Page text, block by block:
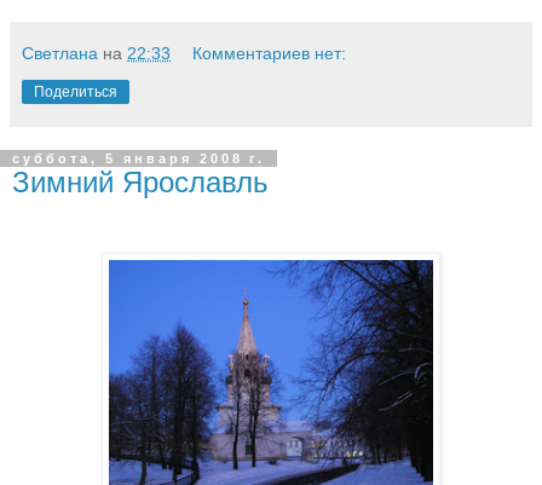
Светлана на 22:33 Комментариев нет:
Поделиться
суббота, 5 января 2008 г.
Зимний Ярославль